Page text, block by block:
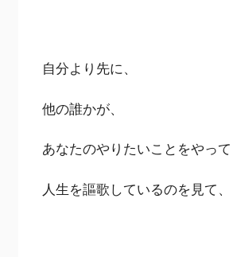
自分より先に、
他の誰かが、
あなたのやりたいことをやって
人生を謳歌しているのを見て、